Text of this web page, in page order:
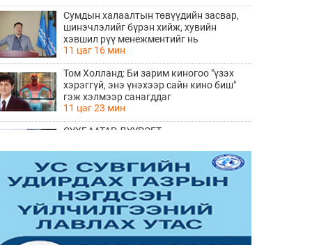
Сумдын халаалтын төвүүдийн засвар,
шинэчлэлийг бүрэн хийж, хувийн
хэвшил рүү менежментийг нь
шилжүүлсэн гэдгийг онцоллоо
11 цаг 16 мин
Том Холланд: Би зарим киногоо "үзэх
хэрэггүй, энэ үнэхээр сайн кино биш"
гэж хэлмээр санагддаг
11 цаг 23 мин
СҮХБААТАР ДҮҮРЭГТ
ҮРГЭЛЖИЛЖ БАЙНА
13 цаг 20 мин
Ирэх 10 хоногийн цаг агаарын
урьдчилсан төлөв
13 цаг 28 мин